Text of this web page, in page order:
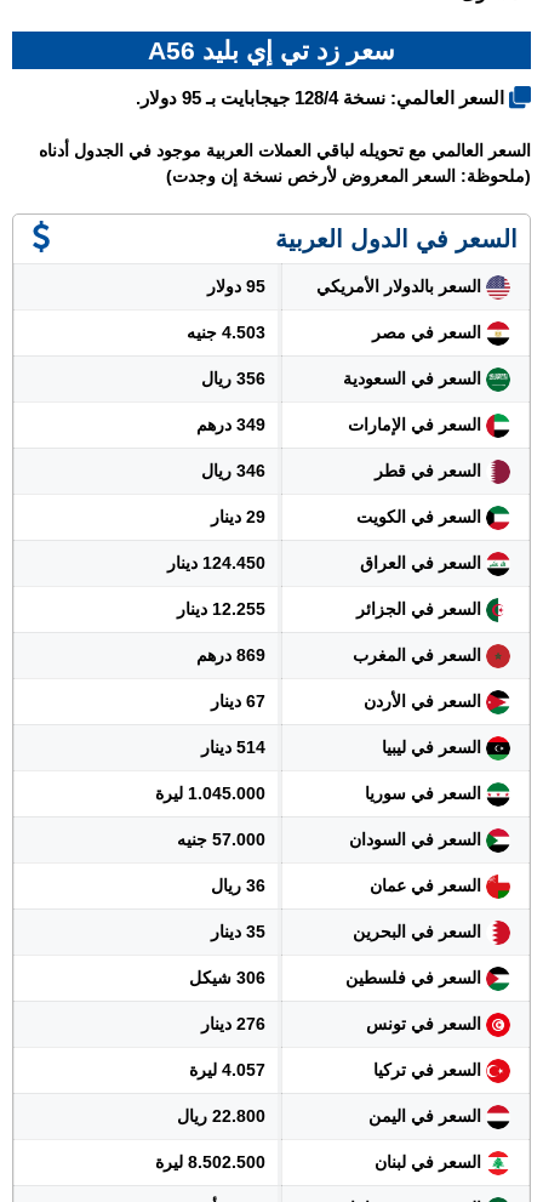
سعر زد تي إي بليد A56
السعر العالمي: نسخة 128/4 جيجابايت بـ 95 دولار.
السعر العالمي مع تحويله لباقي العملات العربية موجود في الجدول أدناه
(ملحوظة: السعر المعروض لأرخص نسخة إن وجدت)
السعر في الدول العربية
السعر بالدولار الأمريكي 95 دولار
السعر في مصر 4.503 جنيه
السعر في السعودية 356 ريال
السعر في الإمارات 349 درهم
السعر في قطر 346 ريال
السعر في الكويت 29 دينار
السعر في العراق 124.450 دينار
السعر في الجزائر 12.255 دينار
السعر في المغرب 869 درهم
السعر في الأردن 67 دينار
السعر في ليبيا 514 دينار
السعر في سوريا 1.045.000 ليرة
السعر في السودان 57.000 جنيه
السعر في عمان 36 ريال
السعر في البحرين 35 دينار
السعر في فلسطين 306 شيكل
السعر في تونس 276 دينار
السعر في تركيا 4.057 ليرة
السعر في اليمن 22.800 ريال
السعر في لبنان 8.502.500 ليرة